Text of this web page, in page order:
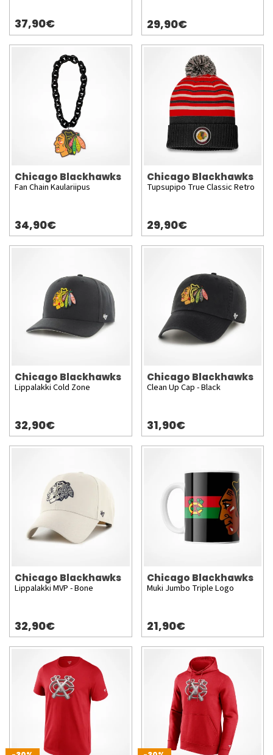
37,90€ 29,90€
Chicago Blackhawks
Fan Chain Kaulariipus
34,90€
Chicago Blackhawks
Tupsupipo True Classic Retro
29,90€
Chicago Blackhawks
Lippalakki Cold Zone
32,90€
Chicago Blackhawks
Clean Up Cap - Black
31,90€
Chicago Blackhawks
Lippalakki MVP - Bone
32,90€
Chicago Blackhawks
Muki Jumbo Triple Logo
21,90€